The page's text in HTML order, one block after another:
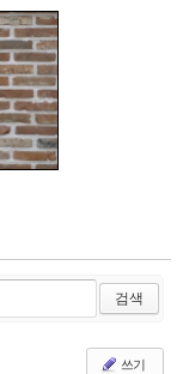
검색
쓰기